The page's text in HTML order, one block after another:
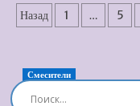
Jacob
Пагинация
Назад 1 … 5
Смесители
Душевая